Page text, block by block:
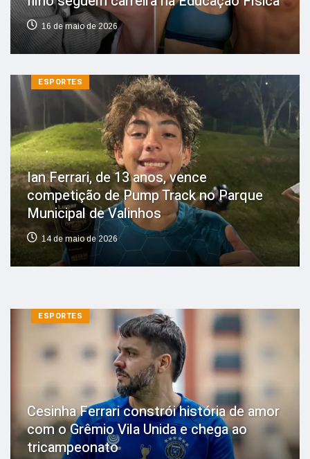
16 de maio de 2026
ESPORTES
Ian Ferrari, de 13 anos, vence
competição de Pump Track no Parque
Municipal de Valinhos
14 de maio de 2026
ESPORTES
Cesinha Ferrari constrói história de amor
com o Grêmio Vila Unida e chega ao
tricampeonato